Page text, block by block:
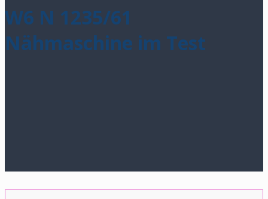
W6 N 1235/61
Nähmaschine im Test